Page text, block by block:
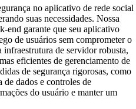
no aplicativo de rede social
suas necessidades. Nossa
end garante que seu aplicativo
de usuários sem comprometer o
de servidor robusta,
eficientes de gerenciamento de
de segurança rigorosas, como
dados e controles de
do usuário e manter um